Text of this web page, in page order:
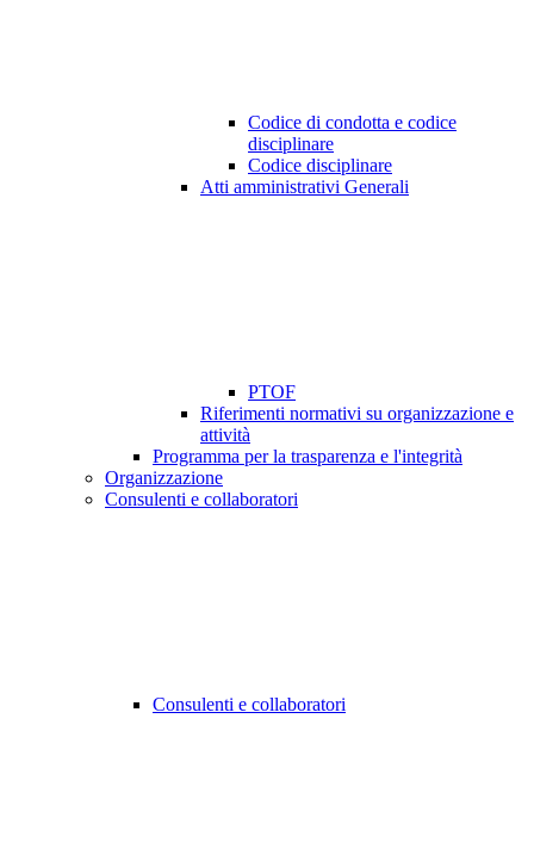
Codice di condotta e codice
disciplinare
Codice disciplinare
Atti amministrativi Generali
PTOF
Riferimenti normativi su organizzazione e
attività
Programma per la trasparenza e l'integrità
Organizzazione
Consulenti e collaboratori
Consulenti e collaboratori